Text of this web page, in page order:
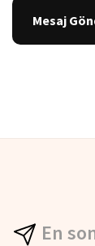
Mesaj
En